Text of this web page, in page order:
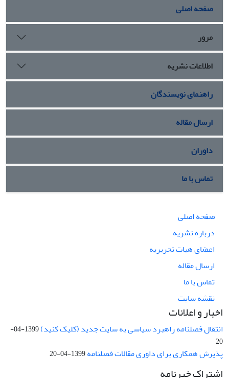
صفحه اصلی
مرور
اطلاعات نشریه
راهنمای نویسندگان
ارسال مقاله
داوران
تماس با ما
صفحه اصلی
درباره نشریه
اعضای هیات تحریریه
ارسال مقاله
تماس با ما
نقشه سایت
اخبار و اعلانات
انتقال فصلنامه راهبرد سیاسی به سایت جدید (کلیک کنید)
1399-04-
20
پذیرش همکاری برای داوری مقالات فصلنامه1399-04-20
اشتراک خبرنامه